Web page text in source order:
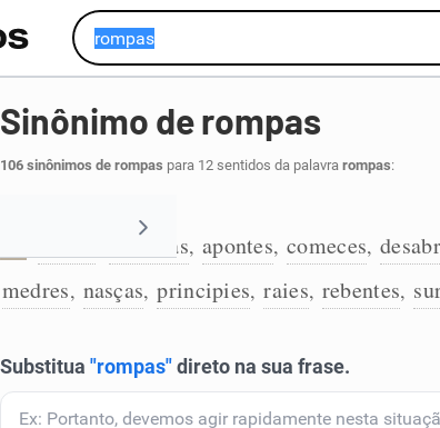
Sinônimo de rompas
106 sinônimos de rompas para 12 sentidos da palavra rompas:
apareças, apontes, comeces,
medres, nasças, principies, raies, rebentes,